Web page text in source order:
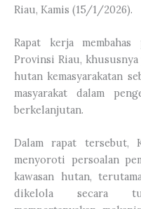
Riau, Kamis (15/1/2026).
Rapat kerja
Provinsi Riau,
hutan kemasyarakatan
masyarakat dalam
berkelanjutan.
Dalam rapat tersebut,
menyoroti persoalan
kawasan hutan,
dikelola secara